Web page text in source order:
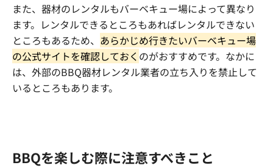
また、器材のレンタルもバーベキュー場によって異なり
ます。レンタルできるところもあればレンタルできない
ところもあるため、 あらかじめ行きたいバーベキュー場
の公式サイトを確認しておく のがおすすめです。なかに
は、外部のBBQ器材レンタル業者の立ち入りを禁止して
いるところもあります。
BBQを楽しむ際に注意すべきこと